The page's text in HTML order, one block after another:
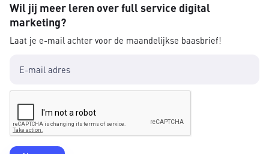
Wil jij meer leren over full service digital
marketing?
Laat je e-mail achter voor de maandelijkse baasbrief!